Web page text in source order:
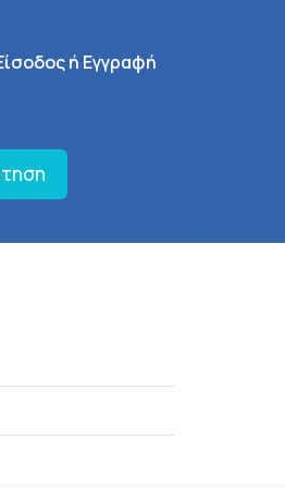
Menu ή Εγγραφή